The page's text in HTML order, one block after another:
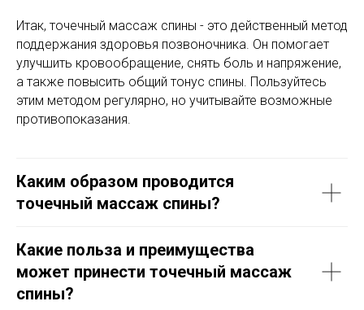
Итак, точечный массаж спины - это действенный метод
поддержания здоровья позвоночника. Он помогает
улучшить кровообращение, снять боль и напряжение,
а также повысить общий тонус спины. Пользуйтесь
этим методом регулярно, но учитывайте возможные
противопоказания.
Каким образом проводится
точечный массаж спины?
Какие польза и преимущества
может принести точечный массаж
спины?